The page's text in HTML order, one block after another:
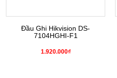
Đầu Ghi Hikvision DS-
7104HGHI-F1
1.920.000₫